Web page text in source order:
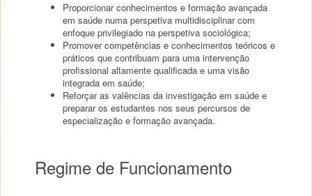
Proporcionar conhecimentos e formação avançada
em saúde numa perspetiva multidisciplinar com
enfoque privilegiado na perspetiva sociológica;
Promover competências e conhecimentos teóricos e
práticos que contribuam para uma intervenção
profissional altamente qualificada e uma visão
integrada em saúde;
Reforçar as valências da investigação em saúde e
preparar os estudantes nos seus percursos de
especialização e formação avançada.
Regime de Funcionamento